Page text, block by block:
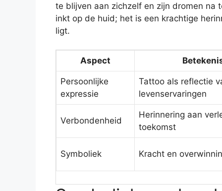
te blijven aan zichzelf en zijn dromen na
inkt op de huid; het is een krachtige
ligt.
Aspect
Persoonlijke
expressie
Tattoo als reflectie
levenservaringen
Verbondenheid
Herinnering aan
toekomst
Symboliek Kracht en